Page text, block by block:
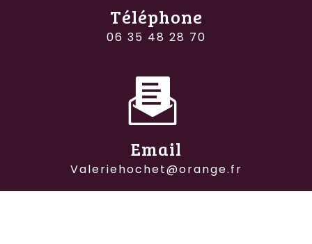
Téléphone
06 35 48 28 70
Email
valeriehochet@orange.fr